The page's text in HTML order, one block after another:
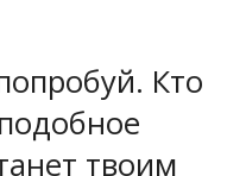
Кто
твоим